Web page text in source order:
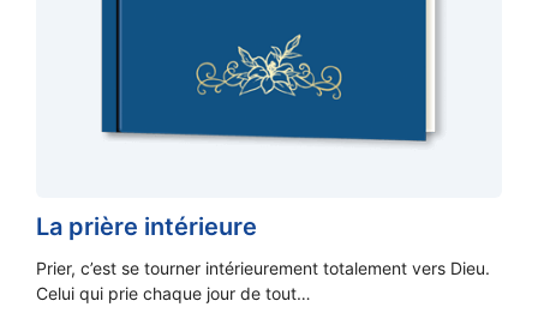
La prière intérieure
Prier, c’est se tourner intérieurement totalement vers Dieu.
Celui qui prie chaque jour de tout…